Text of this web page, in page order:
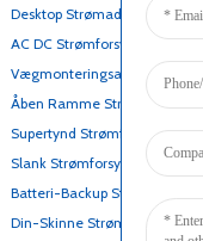
Desktop Strømadapter
AC DC Strømforsyning
Vægmonteringsadapter
Åben Ramme Strømforsyning
Supertynd Strømforsyning
Slank Strømforsyning
Batteri-Backup Strømforsyning
Din-Skinne Strømforsyning